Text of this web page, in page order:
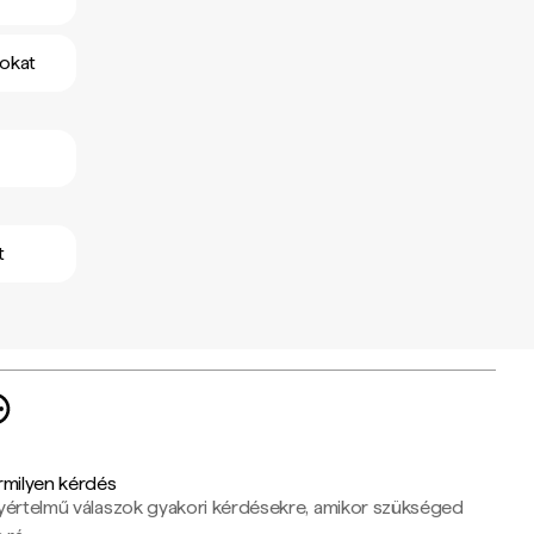
kérdés
válaszok gyakori kérdésekre, amikor szükséged